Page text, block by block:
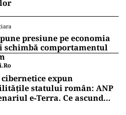
Guvernul Bolojan să
în instanță
site de suspendare.
Nicușor Dan poate dormi